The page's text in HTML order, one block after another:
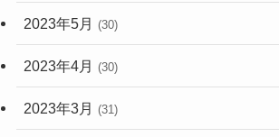
2023年5月 (30)
2023年4月 (30)
2023年3月 (31)